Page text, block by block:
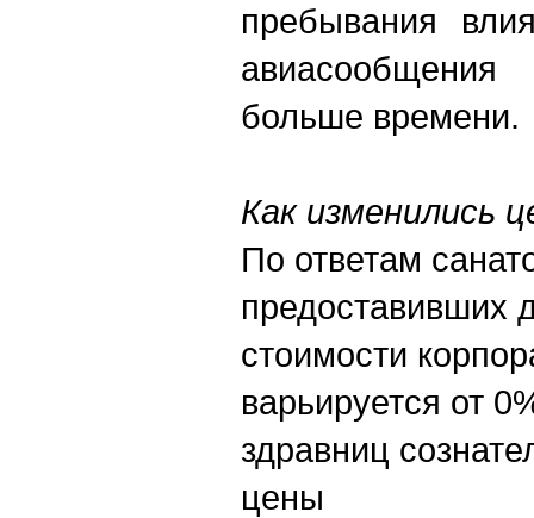
пребывания
больше времени.
Как изменились
По ответам
предоставивших
стоимости
варьируется от
здравниц
цены